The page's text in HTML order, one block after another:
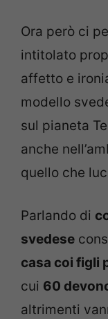
Ora però ci
intitolato
affetto e
modello
sul pianeta
anche
quello che
Parlando di
svedese
casa coi figli
cui 60
altrimenti